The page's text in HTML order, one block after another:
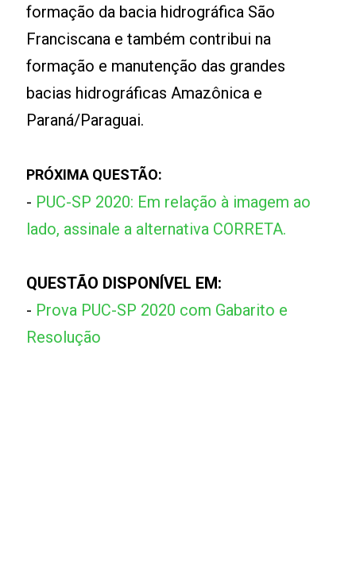
formação da bacia hidrográfica São
Franciscana e também contribui na
formação e manutenção das grandes
bacias hidrográficas Amazônica e
Paraná/Paraguai.
PRÓXIMA QUESTÃO:
- PUC-SP 2020: Em relação à imagem ao
lado, assinale a alternativa CORRETA.
QUESTÃO DISPONÍVEL EM:
- Prova PUC-SP 2020 com Gabarito e
Resolução